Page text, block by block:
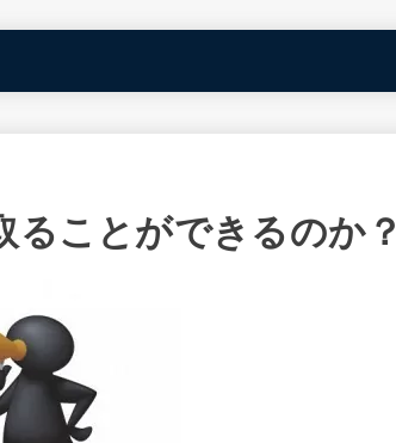
ることができるのか？